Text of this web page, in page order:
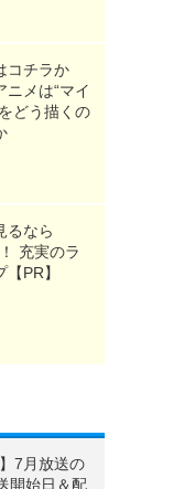
コチラか
ニメは“マイ
どう描くの
るなら
充実のラ
PR】
7月放送の
開始日＆配